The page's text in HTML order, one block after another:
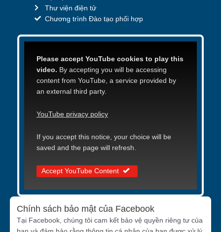
Thư viện điện tử
Chương trình Đào tạo phối hợp
Please accept YouTube cookies to play this
video. By accepting you will be accessing
content from YouTube, a service provided by
an external third party.
YouTube privacy policy
If you accept this notice, your choice will be
saved and the page will refresh.
Accept YouTube Content
Chính sách bảo mật của Facebook
Tại Facebook, chúng tôi cam kết bảo vệ quyền riêng tư của